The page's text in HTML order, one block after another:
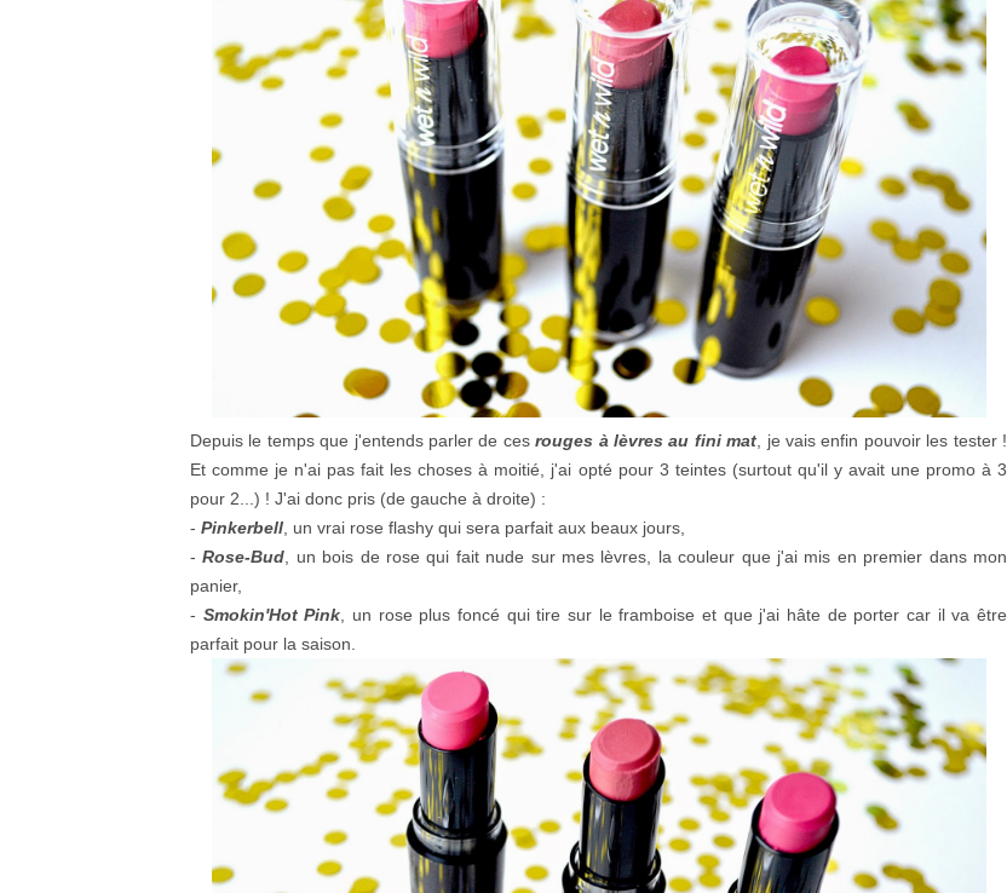
Depuis le temps que j'entends parler de cesrouges à lèvres au fini mat , je vais enfin pouvoir les tester !
Et comme je n'ai pas fait les choses à moitié, j'ai opté pour 3 teintes (surtout qu'il y avait une promo à 3
pour 2...) ! J'ai donc pris (de gauche à droite) :
- Pinkerbell , un vrai rose flashy qui sera parfait aux beaux jours,
- Rose-Bud , un bois de rose qui fait nude sur mes lèvres, la couleur que j'ai mis en premier dans mon
panier,
- Smokin'Hot Pink , un rose plus foncé qui tire sur le framboise et que j'ai hâte de porter car il va être
parfait pour la saison.